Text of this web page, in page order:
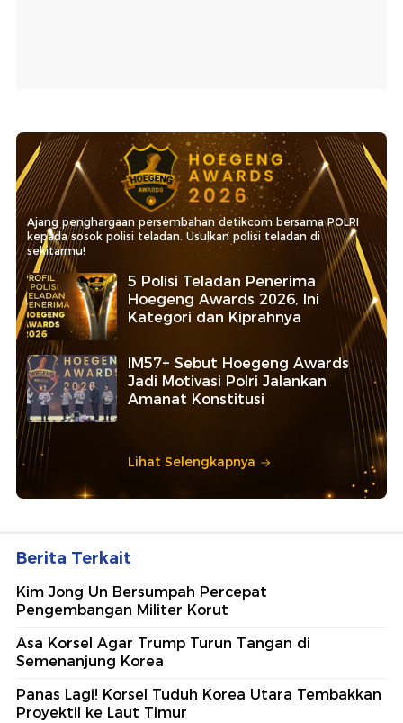
Ajang penghargaan persembahan detikcom bersama POLRI
kepada sosok polisi teladan. Usulkan polisi teladan di
sekitarmu!
5 Polisi Teladan Penerima
Hoegeng Awards 2026, Ini
Kategori dan Kiprahnya
IM57+ Sebut Hoegeng Awards
Jadi Motivasi Polri Jalankan
Amanat Konstitusi
Lihat Selengkapnya
Berita Terkait
Kim Jong Un Bersumpah Percepat
Pengembangan Militer Korut
Asa Korsel Agar Trump Turun Tangan di
Semenanjung Korea
Panas Lagi! Korsel Tuduh Korea Utara Tembakkan
Proyektil ke Laut Timur